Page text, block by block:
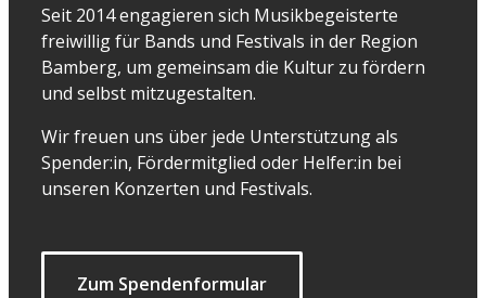
Seit 2014 engagieren sich Musikbegeisterte
freiwillig für Bands und Festivals in der Region
Bamberg, um gemeinsam die Kultur zu fördern
und selbst mitzugestalten.
Wir freuen uns über jede Unterstützung als
Spender:in, Fördermitglied oder Helfer:in bei
unseren Konzerten und Festivals.
Zum Spendenformular